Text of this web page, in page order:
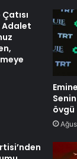
Adalet
övgü